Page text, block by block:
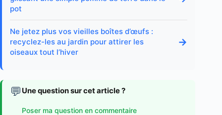
pot
Ne jetez plus vos vieilles boîtes d’œufs :
recyclez-les au jardin pour attirer les
oiseaux tout l’hiver
→
💬 Une question sur cet article ?
Poser ma question en commentaire